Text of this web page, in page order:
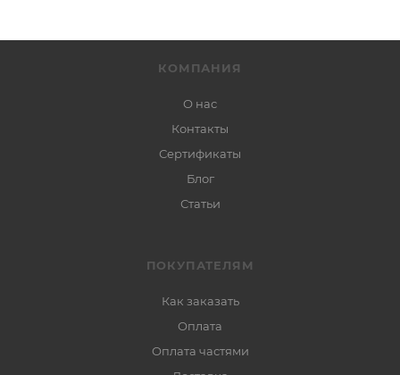
КОМПАНИЯ
О нас
Контакты
Сертификаты
Блог
Статьи
ПОКУПАТЕЛЯМ
Как заказать
Оплата
Оплата частями